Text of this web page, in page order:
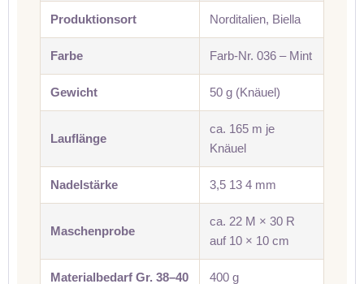
Produktionsort Norditalien, Biella
Farbe Farb-Nr. 036 – Mint
Gewicht 50 g (Knäuel)
Lauflänge
ca. 165 m je
Knäuel
Nadelstärke 3,5 13 4 mm
Maschenprobe
ca. 22 M × 30 R
auf 10 × 10 cm
Materialbedarf Gr. 38–40 400 g